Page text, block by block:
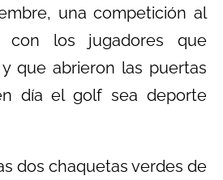
una competición al
con los jugadores que
que abrieron las puertas
día el golf sea deporte
dos chaquetas verdes de